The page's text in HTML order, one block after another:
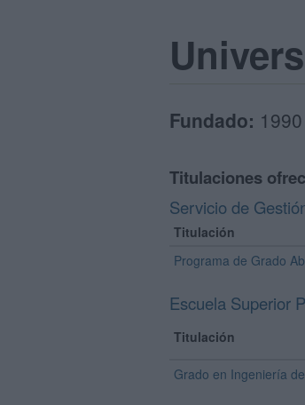
Fundado: 1990
Titulaciones
Servicio de
Titulación
Programa de Grado
Escuela Superior
Titulación
Grado en Ingeniería